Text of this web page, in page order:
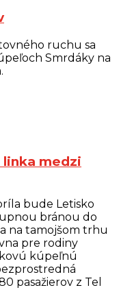
ruchu sa
Smrdáky na
linka medzi
bude Letisko
bránou do
na tamojšom trhu
pre rodiny
kúpeľnú
pasažierov z Tel